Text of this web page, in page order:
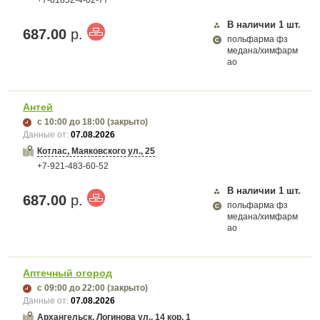
687.00 р.
В наличии 1 шт.
польфарма фз
медана/химфарм
ао
Антей
с 10:00 до 18:00 (закрыто)
Данные от:07.08.2026
Котлас, Маяковского ул., 25
+7-921-483-60-52
687.00 р.
В наличии 1 шт.
польфарма фз
медана/химфарм
ао
Аптечный огород
с 09:00 до 22:00 (закрыто)
Данные от:07.08.2026
Архангельск, Логинова ул., 14 кор. 1